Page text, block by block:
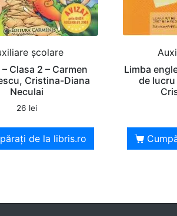
şcolare
Clasa 2 – Carmen
Cristina-Diana
Neculai
26 lei
de la libris.ro
Limba
de lucru